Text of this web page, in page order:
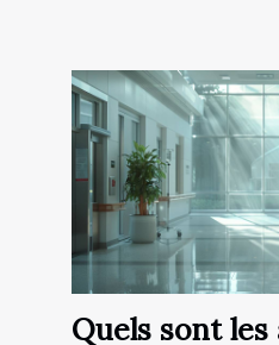
Quels sont les